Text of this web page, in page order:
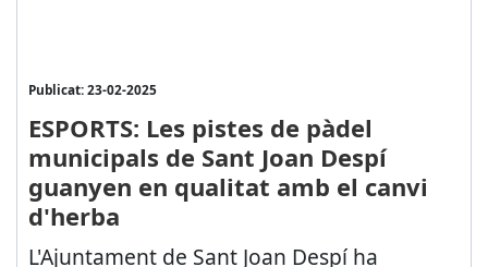
Publicat: 23-02-2025
ESPORTS: Les pistes de pàdel
municipals de Sant Joan Despí
guanyen en qualitat amb el canvi
d'herba
L'Ajuntament de Sant Joan Despí ha